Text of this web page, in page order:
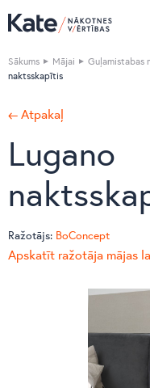
Sākums Mājai Guļamistabas
naktsskapītis
← Atpakaļ
Lugano
Ražotājs: BoConcept
Apskatīt ražotāja mājas